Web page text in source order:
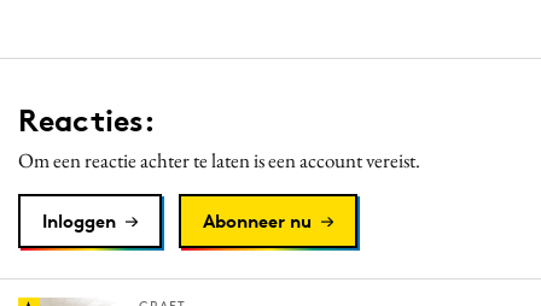
Reacties:
Om een reactie achter te laten is een account vereist.
Inloggen Abonneer nu